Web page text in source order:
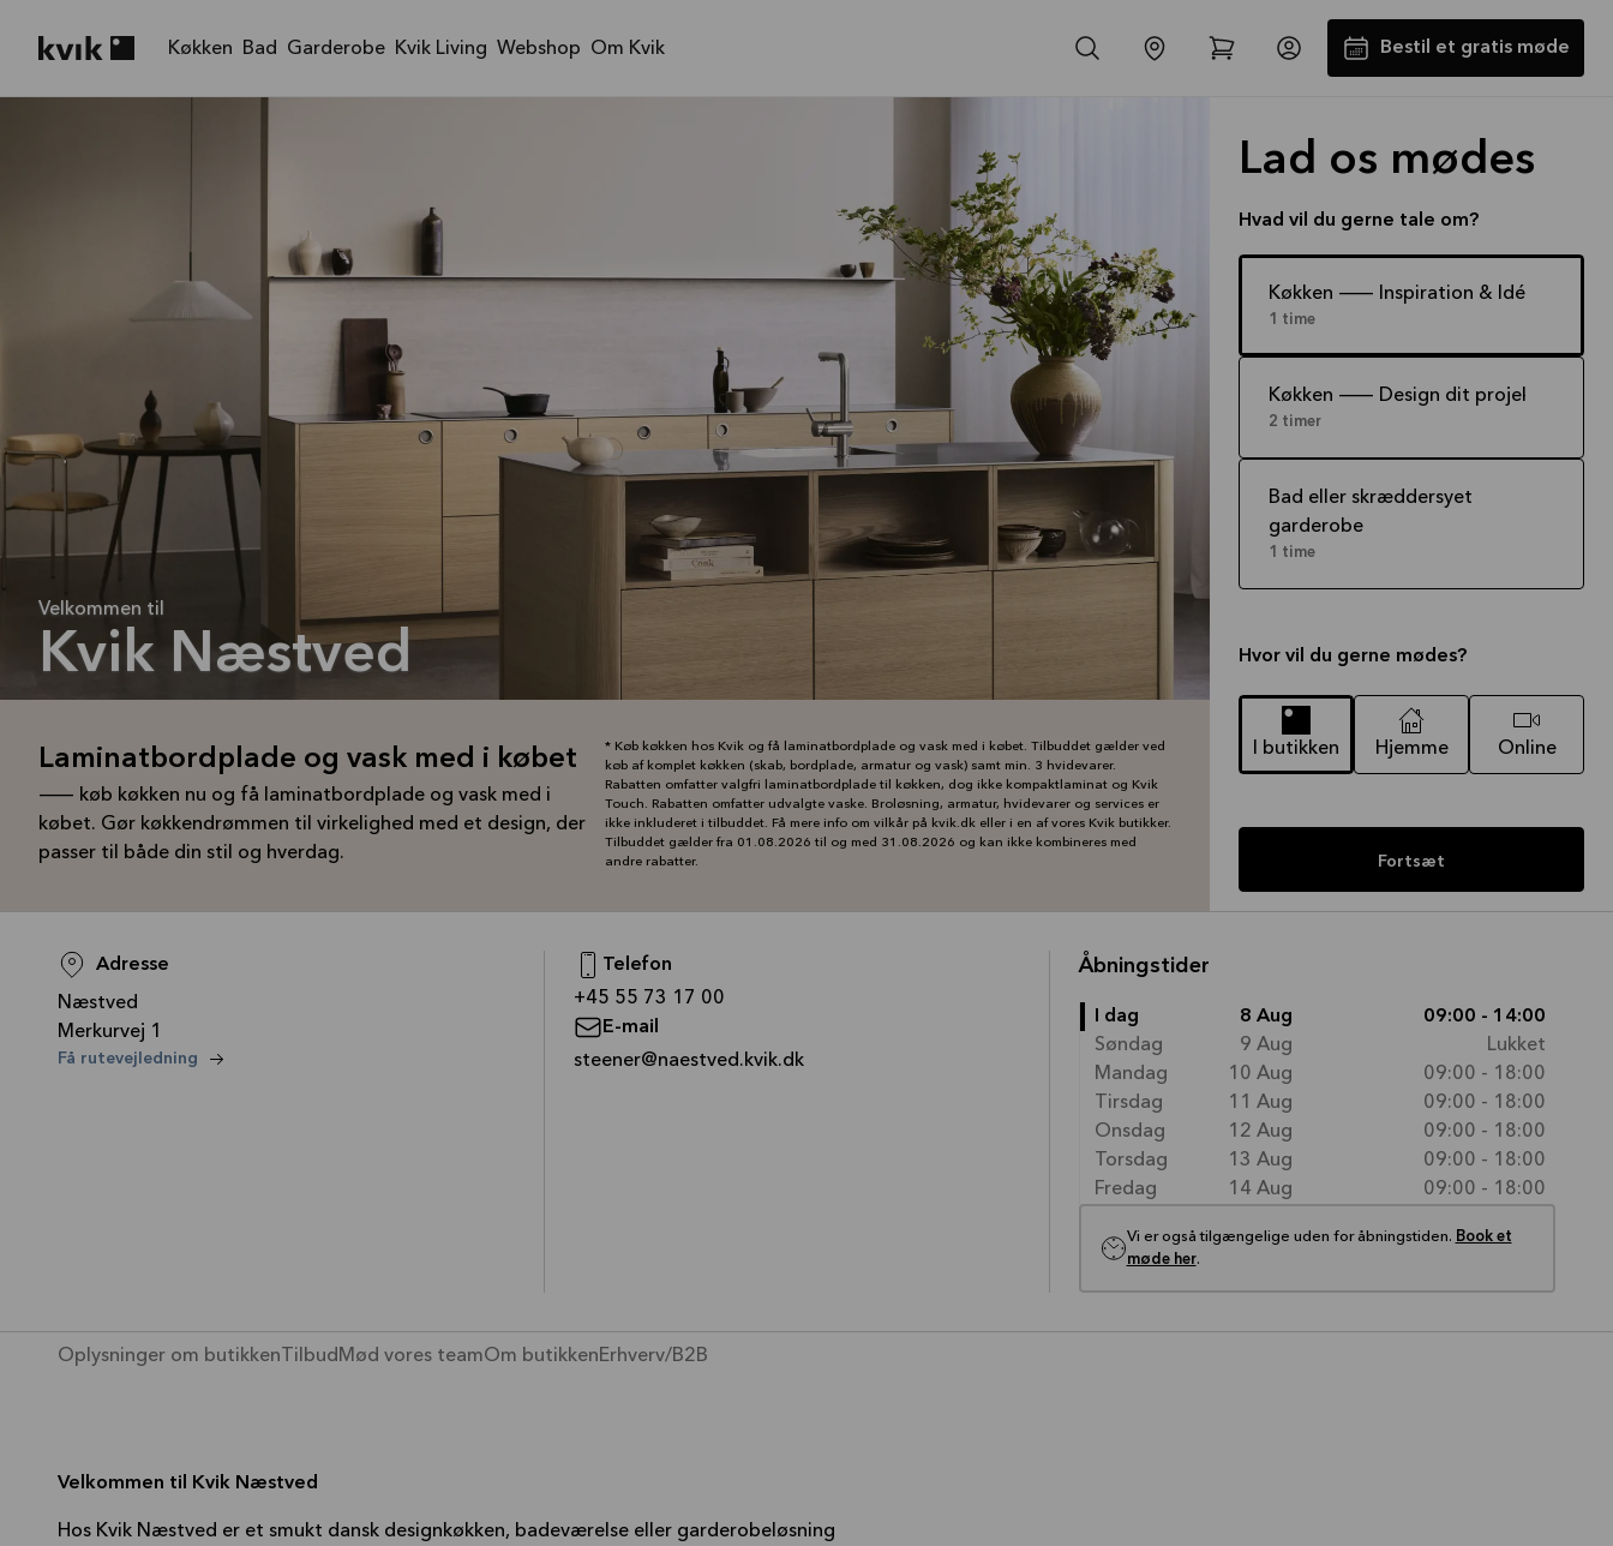
Køkken Bad Garderobe Kvik Living Webshop Om Kvik Bestil et gratis møde
Tilbuddet gælder indtil
Se mere
Velkommen til
Kvik Næstved
Laminatbordplade og vask med i købet
— køb køkken nu og få laminatbordplade og vask med i
købet. Gør køkkendrømmen til virkelighed med et design, der
passer til både din stil og hverdag.
* Køb køkken hos Kvik og få laminatbordplade og vask med i købet. Tilbuddet gælder ved
køb af komplet køkken (skab, bordplade, armatur og vask) samt min. 3 hvidevarer.
Rabatten omfatter valgfri laminatbordplade til køkken, dog ikke kompaktlaminat og Kvik
Touch. Rabatten omfatter udvalgte vaske. Broløsning, armatur, hvidevarer og services er
ikke inkluderet i tilbuddet. Få mere info om vilkår på kvik.dk eller i en af vores Kvik butikker.
Tilbuddet gælder fra 01.08.2026 til og med 31.08.2026 og kan ikke kombineres med
andre rabatter.
Lad os mødes
Hvad vil du gerne tale om?
Køkken -- Inspiration & Idéer
1 time
Køkken -- Design dit projekt
2 timer
Bad eller skræddersyet
garderobe
1 time
Hvor vil du gerne mødes?
I butikken Hjemme Online
Fortsæt
Adresse
Næstved
Merkurvej 1
Få rutevejledning
Telefon
+45 55 73 17 00
E-mail
steener@naestved.kvik.dk
Åbningstider
I dag 8 Aug
09:00 - 14:00
Søndag
9 Aug
Lukket
Mandag
10 Aug
09:00 - 18:00
Tirsdag
11 Aug
09:00 - 18:00
Onsdag
12 Aug
09:00 - 18:00
Torsdag
13 Aug
09:00 - 18:00
Fredag
14 Aug 09:00 - 18:00
Vi er også tilgængelige uden for åbningstiden. Book et
møde her.
Oplysninger om butikken Tilbud Mød vores teamOm butikkenErhverv/B2B
Velkommen til Kvik Næstved
Hos Kvik Næstved er et smukt dansk designkøkken, badeværelse eller garderobeløsning